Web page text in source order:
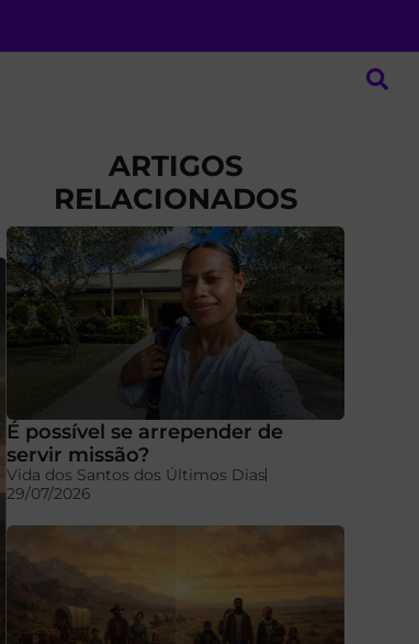
ARTIGOS
RELACIONADOS
É possível se arrepender de
servir missão?
Vida dos Santos dos Últimos Dias
29/07/2026